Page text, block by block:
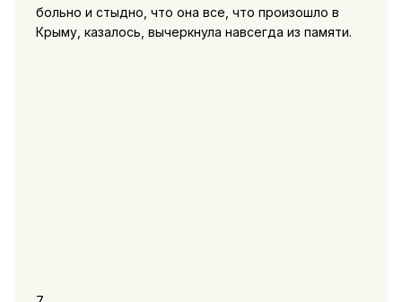
больно и стыдно, что она все, что произошло в
Крыму, казалось, вычеркнула навсегда из памяти.